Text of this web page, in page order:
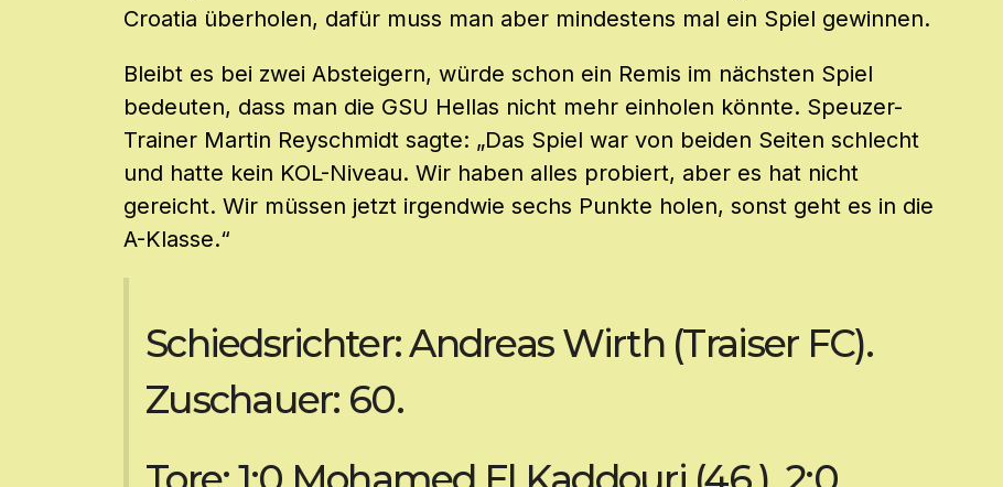
Croatia überholen, dafür muss man aber mindestens mal ein Spiel gewinnen.
Bleibt es bei zwei Absteigern, würde schon ein Remis im nächsten Spiel
bedeuten, dass man die GSU Hellas nicht mehr einholen könnte. Speuzer-
Trainer Martin Reyschmidt sagte: „Das Spiel war von beiden Seiten schlecht
und hatte kein KOL-Niveau. Wir haben alles probiert, aber es hat nicht
gereicht. Wir müssen jetzt irgendwie sechs Punkte holen, sonst geht es in die
A-Klasse.“
Schiedsrichter: Andreas Wirth (Traiser FC).
Zuschauer: 60.